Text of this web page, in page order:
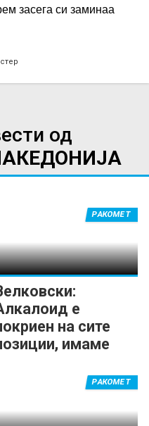
засега си заминаа
од
е
на сите
имаме
РАКОМЕТ
РАКОМЕТ